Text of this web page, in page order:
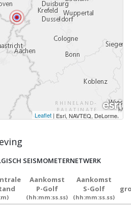
Leaflet | Esri, NAVTEQ, DeLorme,
SEISMOMETERNETWERK
Aankomst
P-Golf
(hh:mm:ss.ss)
Aankomst
S-Golf
(hh:mm:ss.ss)